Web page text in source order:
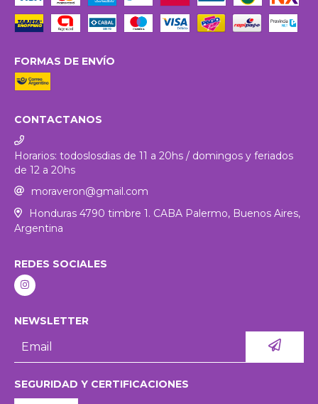
FORMAS DE ENVÍO
CONTACTANOS
Horarios: todoslosdias de 11 a 20hs / domingos y feriados
de 12 a 20hs
moraveron@gmail.com
Honduras 4790 timbre 1. CABA Palermo, Buenos Aires,
Argentina
REDES SOCIALES
NEWSLETTER
SEGURIDAD Y CERTIFICACIONES